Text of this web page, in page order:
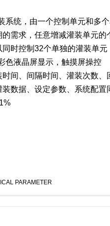
系统，由一个控制单元和多
需求，任意增减灌装单元
时控制32个单独的灌装单元
色液晶屏显示，触摸屏操控
间、间隔时间、灌装次数、
数据、设定参数、系统配置
PARAMETER